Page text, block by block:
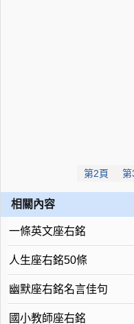
第2頁 第
相關內容
一條英文座右銘
人生座右銘50條
幽默座右銘名言佳句
國小教師座右銘